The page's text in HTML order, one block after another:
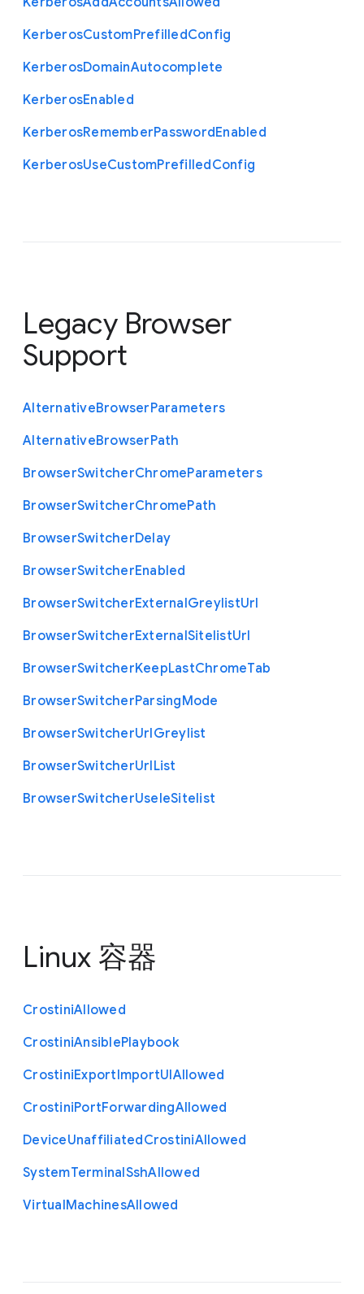
KerberosCustomPrefilledConfig
KerberosDomainAutocomplete
KerberosEnabled
KerberosRememberPasswordEnabled
KerberosUseCustomPrefilledConfig
Legacy Browser
Support
AlternativeBrowserParameters
AlternativeBrowserPath
BrowserSwitcherChromeParameters
BrowserSwitcherChromePath
BrowserSwitcherDelay
BrowserSwitcherEnabled
BrowserSwitcherExternalGreylistUrl
BrowserSwitcherExternalSitelistUrl
BrowserSwitcherKeepLastChromeTab
BrowserSwitcherParsingMode
BrowserSwitcherUrlGreylist
BrowserSwitcherUrlList
BrowserSwitcherUseIeSitelist
Linux 容器
CrostiniAllowed
CrostiniAnsiblePlaybook
CrostiniExportImportUIAllowed
CrostiniPortForwardingAllowed
DeviceUnaffiliatedCrostiniAllowed
SystemTerminalSshAllowed
VirtualMachinesAllowed